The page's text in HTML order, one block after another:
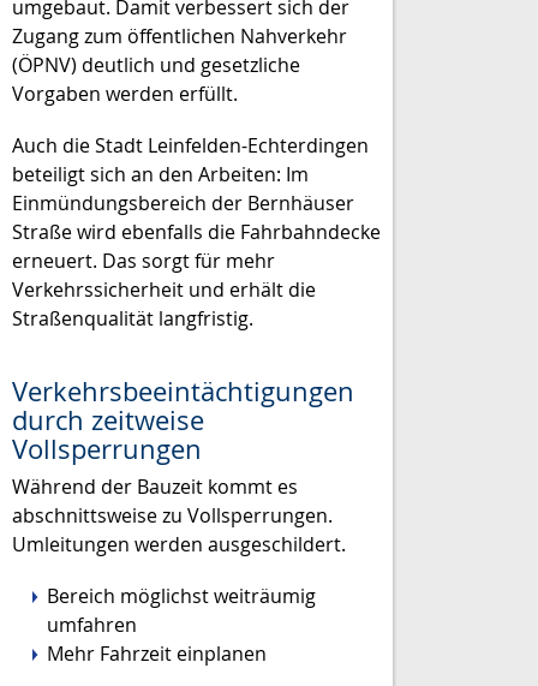
umgebaut. Damit verbessert sich der
Zugang zum öffentlichen Nahverkehr
(ÖPNV) deutlich und gesetzliche
Vorgaben werden erfüllt.
Auch die Stadt Leinfelden-Echterdingen
beteiligt sich an den Arbeiten: Im
Einmündungsbereich der Bernhäuser
Straße wird ebenfalls die Fahrbahndecke
erneuert. Das sorgt für mehr
Verkehrssicherheit und erhält die
Straßenqualität langfristig.
Verkehrsbeeintächtigungen
durch zeitweise
Vollsperrungen
Während der Bauzeit kommt es
abschnittsweise zu Vollsperrungen.
Umleitungen werden ausgeschildert.
Bereich möglichst weiträumig
umfahren
Mehr Fahrzeit einplanen